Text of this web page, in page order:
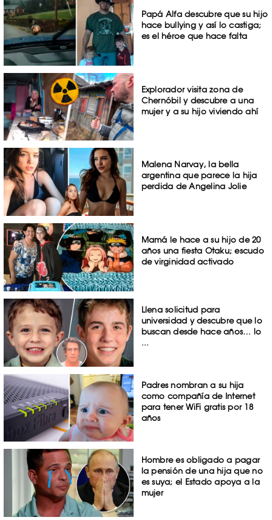
Papá Alfa descubre que su hijo
hace bullying y así lo castiga;
es el héroe que hace falta
Explorador visita zona de
Chernóbil y descubre a una
mujer y a su hijo viviendo ahí
Malena Narvay, la bella
argentina que parece la hija
perdida de Angelina Jolie
Mamá le hace a su hijo de 20
años una fiesta Otaku; escudo
de virginidad activado
Llena solicitud para
universidad y descubre que lo
buscan desde hace años… lo
...
Padres nombran a su hija
como compañía de Internet
para tener WiFi gratis por 18
años
Hombre es obligado a pagar
la pensión de una hija que no
es suya; el Estado apoya a la
mujer